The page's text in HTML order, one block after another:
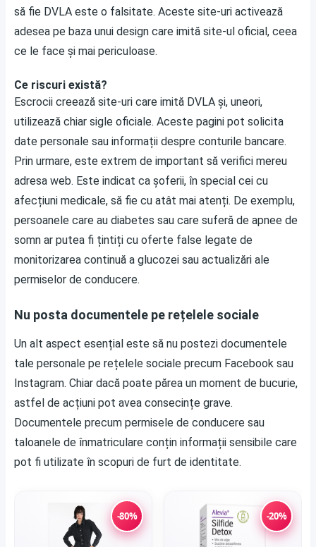
să fie DVLA este o falsitate. Aceste site-uri activează
adesea pe baza unui design care imită site-ul oficial, ceea
ce le face și mai periculoase.
Ce riscuri există?
Escrocii creează site-uri care imită DVLA și, uneori,
utilizează chiar sigle oficiale. Aceste pagini pot solicita
date personale sau informații despre conturile bancare.
Prin urmare, este extrem de important să verifici mereu
adresa web. Este indicat ca șoferii, în special cei cu
afecțiuni medicale, să fie cu atât mai atenți. De exemplu,
persoanele care au diabetes sau care suferă de apnee de
somn ar putea fi țintiți cu oferte false legate de
monitorizarea continuă a glucozei sau actualizări ale
permiselor de conducere.
Nu posta documentele pe rețelele sociale
Un alt aspect esențial este să nu postezi documentele
tale personale pe rețelele sociale precum Facebook sau
Instagram. Chiar dacă poate părea un moment de bucurie,
astfel de acțiuni pot avea consecințe grave.
Documentele precum permisele de conducere sau
taloanele de înmatriculare conțin informații sensibile care
pot fi utilizate în scopuri de furt de identitate.
-80% -20%